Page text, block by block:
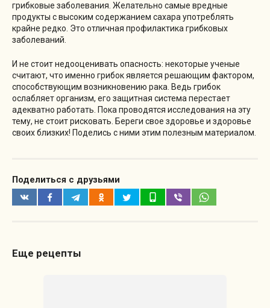
грибковые заболевания. Желательно самые вредные
продукты с высоким содержанием сахара употреблять
крайне редко. Это отличная профилактика грибковых
заболеваний.
И не стоит недооценивать опасность: некоторые ученые
считают, что именно грибок является решающим фактором,
способствующим возникновению рака. Ведь грибок
ослабляет организм, его защитная система перестает
адекватно работать. Пока проводятся исследования на эту
тему, не стоит рисковать. Береги свое здоровье и здоровье
своих близких! Поделись с ними этим полезным материалом.
Поделиться с друзьями
Еще рецепты